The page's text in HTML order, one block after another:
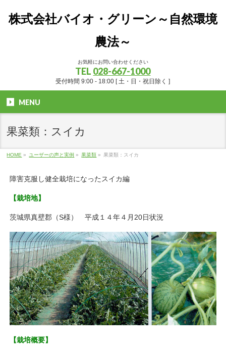
株式会社バイオ・グリーン～自然環境
農法～
お気軽にお問い合わせください
TEL 028-667-1000
受付時間 9:00 - 18:00 [ 土・日・祝日除く ]
MENU
果菜類：スイカ
HOME » ユーザーの声と実例 » 果菜類 » 果菜類：スイカ
障害克服し健全栽培になったスイカ編
【栽培地】
茨城県真壁郡（S様） 平成１４年４月20日状況
【栽培概要】